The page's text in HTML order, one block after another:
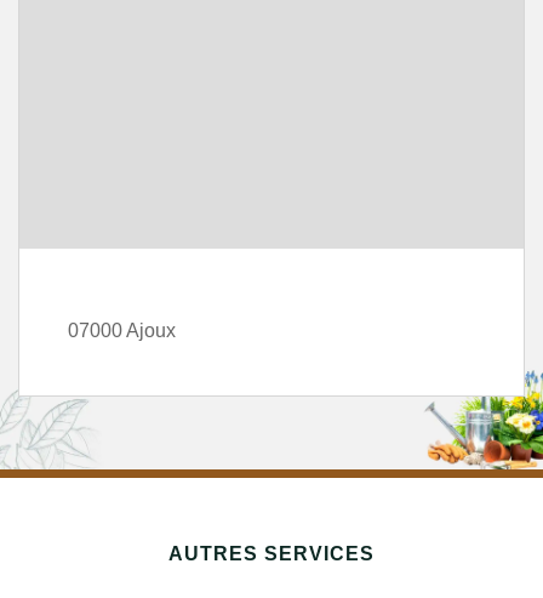
07000 Ajoux
AUTRES SERVICES